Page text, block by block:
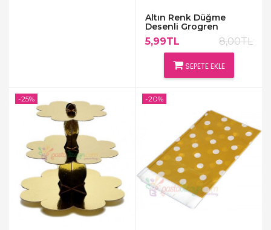
Altın Renk Düğme
Desenli Grogren
Kurdela Süsleme Beyaz
5,99TL 8,00TL
SEPETE EKLE
-25% -20%